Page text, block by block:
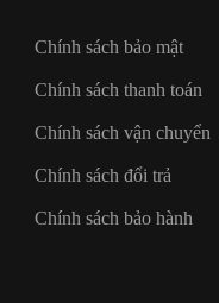
Chính sách bảo mật
Chính sách thanh toán
Chính sách vận chuyển
Chính sách đổi trả
Chính sách bảo hành